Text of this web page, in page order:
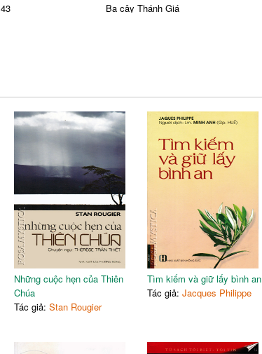
43
100
104
110
Ba cây Thánh Giá
Thánh Anphongsô
Chúa và Đức Mẹ
Đôi lời từ biệt
Những cuộc hẹn của Thiên
Chúa
Tác giả: Stan Rougier
Tìm kiếm và giữ lấy bình an
Tác giả: Jacques Philippe